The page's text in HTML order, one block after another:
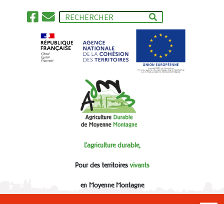
L'agriculture durable,
Pour des territoires vivants
en Moyenne Montagne